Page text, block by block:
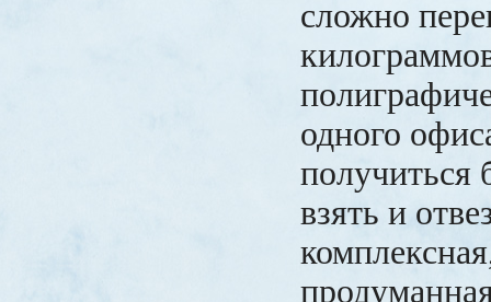
сложно
одного
получиться
взять и